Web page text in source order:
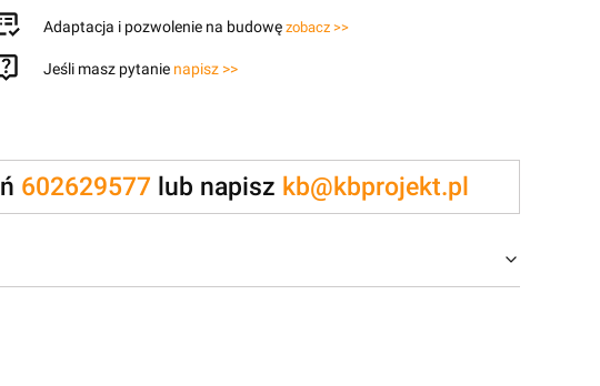
Adaptacja i pozwolenie na budowę zobacz >>
Jeśli masz pytanie napisz >>
602629577lub napisz kb@kbprojekt.pl